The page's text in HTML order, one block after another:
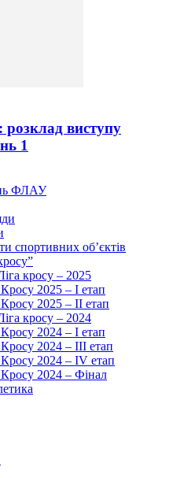
розклад виступу
1
ФЛАУ
спортивних об’єктів
кросу – 2025
Кросу 2025 – I етап
Кросу 2025 – II етап
кросу – 2024
Кросу 2024 – I етап
Кросу 2024 – III етап
Кросу 2024 – IV етап
Кросу 2024 – Фінал